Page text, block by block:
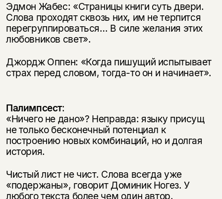
Эдмон Жабес: «Страницы книги суть двери.
Слова проходят сквозь них, им не терпится
перегруппироваться… В силе желания этих
любовников свет».
Джордж Оппен: «Когда пишущий испытывает
страх перед словом, тогда-то он и начинает».
Палимпсест:
«Ничего не дано»? Неправда: языку присущ
не только бесконечный потенциал к
построению новых комбинаций, но и долгая
история.
Чистый лист не чист. Слова всегда уже
«подержаны», говорит Доминик Ногез. У
любого текста более чем один автор.